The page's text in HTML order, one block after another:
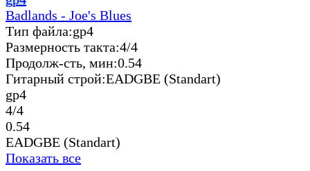
Badlands - Joe's Blues
Тип файла:gp4
Размерность такта:4/4
Продолж-сть, мин:0.54
Гитарный строй:EADGBE (Standart)
gp4
4/4
0.54
EADGBE (Standart)
Показать все